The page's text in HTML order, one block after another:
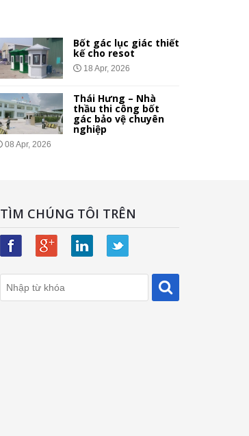
Bốt gác lục giác thiết
kế cho resot
18 Apr, 2026
Thái Hưng – Nhà
thầu thi công bốt
gác bảo vệ chuyên
nghiệp
08 Apr, 2026
TÌM CHÚNG TÔI TRÊN